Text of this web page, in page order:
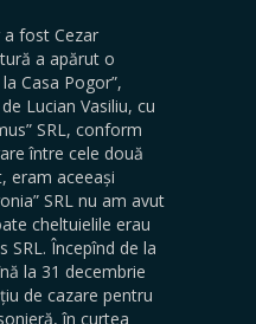
a fost Cezar
a apărut o
Casa Pogor”,
Lucian Vasiliu, cu
SRL, conform
între cele două
eram aceeași
SRL nu am avut
cheltuielile erau
SRL. Începînd de la
la 31 decembrie
de cazare pentru
în curtea